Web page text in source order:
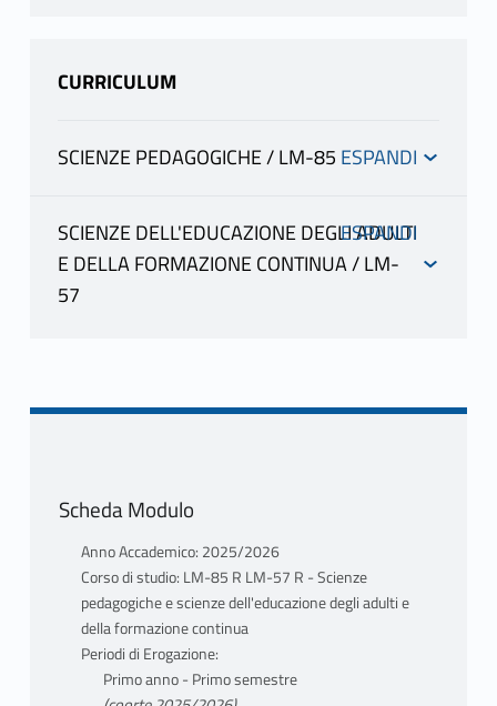
CURRICULUM
SCIENZE PEDAGOGICHE / LM-85
MARGOTTINI MASSIMO
PROGRAMMA
Seminario (3 CFU) e un Laboratorio
(3CFU)
Programma del modulo base (6CFU)
L’Orientamento inteso nella duplice
accezione di capacità del soggetto di
“orientarsi” nella costruzione di un
SCIENZE DELL'EDUCAZIONE DEGLI ADULTI
E DELLA FORMAZIONE CONTINUA / LM-
57
MARGOTTINI MASSIMO
Mutuazione: 22910079 DIDATTICA
DELL'ORIENTAMENTO IN
PROSPETTIVA EUROPEA in Scienze
pedagogiche e scienze dell'educazione
degli adulti e della formazione
continua LM-85 R MARGOTTINI
MASSIMO
Scheda Modulo
Anno Accademico: 2025/2026
Corso di studio: LM-85 R LM-57 R - Scienze
pedagogiche e scienze dell'educazione degli adulti e
della formazione continua
Periodi di Erogazione:
Primo anno - Primo semestre